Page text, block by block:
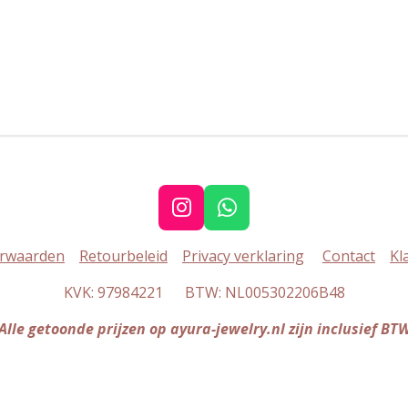
I
n
s
t
a
g
W
h
a
t
s
A
Retourbeleid Privacy verklaring Contact
KVK: 97984221 BTW: NL005302206B48
getoonde prijzen op ayura-jewelry.nl zijn inclusief